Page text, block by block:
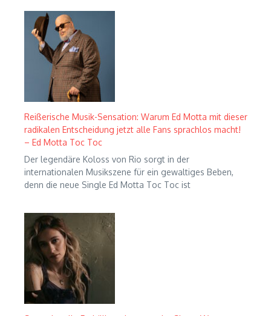
Reißerische Musik-Sensation: Warum Ed Motta mit dieser
radikalen Entscheidung jetzt alle Fans sprachlos macht!
– Ed Motta Toc Toc
Der legendäre Koloss von Rio sorgt in der
internationalen Musikszene für ein gewaltiges Beben,
denn die neue Single Ed Motta Toc Toc ist